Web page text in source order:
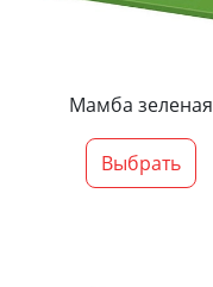
Мамба зеленая
Выбрать